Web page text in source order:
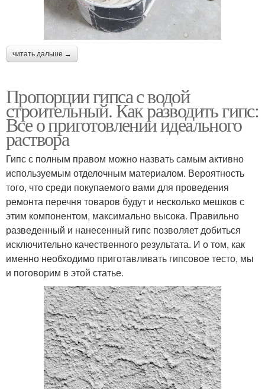
читать дальше →
Пропорции гипса с водой
строительный. Как разводить гипс:
Все о приготовлении идеального
раствора
Гипс с полным правом можно назвать самым активно
используемым отделочным материалом. Вероятность
того, что среди покупаемого вами для проведения
ремонта перечня товаров будут и несколько мешков с
этим компонентом, максимально высока. Правильно
разведенный и нанесенный гипс позволяет добиться
исключительно качественного результата. И о том, как
именно необходимо приготавливать гипсовое тесто, мы
и поговорим в этой статье.